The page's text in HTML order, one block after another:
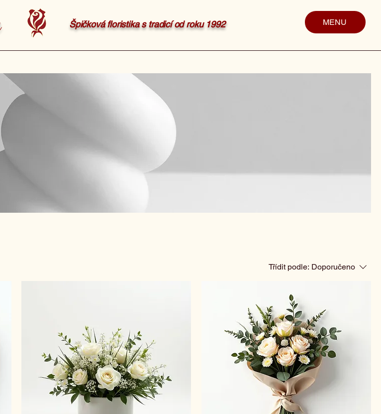
Špičková floristika s tradicí od roku 1992 MENU
Třídit podle: Doporučeno